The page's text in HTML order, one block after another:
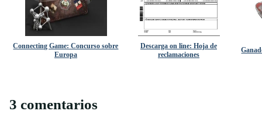
Connecting Game: Concurso sobre
Europa
Descarga on line: Hoja de
reclamaciones
3 comentarios